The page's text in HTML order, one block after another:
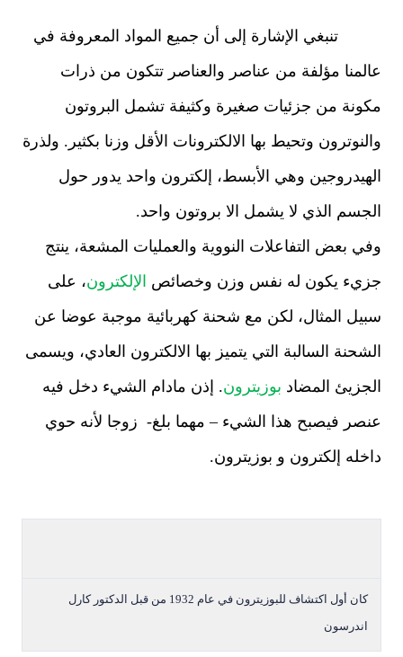
تنبغي الإشارة إلى أن جميع المواد المعروفة في
عالمنا مؤلفة من عناصر والعناصر تتكون من ذرات
مكونة من جزئيات صغيرة وكثيفة تشمل البروتون
والنوترون وتحيط بها الالكترونات الأقل وزنا بكثير. ولذرة
الهيدروجين وهي الأبسط، إلكترون واحد يدور حول
الجسم الذي لا يشمل الا بروتون وا حد.
وفي بعض التفاعلات النووية والعمليات المشعة، ينتج
جزيء يكون له نفس وزن وخصائص الإلكترون، على
سبيل المثال، لكن مع شحنة كهربائية موجبة عوضا عن
الشحنة السالبة التي يتميز بها الالكترون العادي، ويسمى
الجزيئ المضاد بوزيترون. إذن مادام الشيء دخل فيه
عنصر فيصبح هذا الشيء – مهما بلغ- زوجا لأنه حوي
داخله إلكترون و بوزيترون.
كان أول اكتشاف للبوزيترون في عام 1932 من قبل الدكتوركارل
اندرسون